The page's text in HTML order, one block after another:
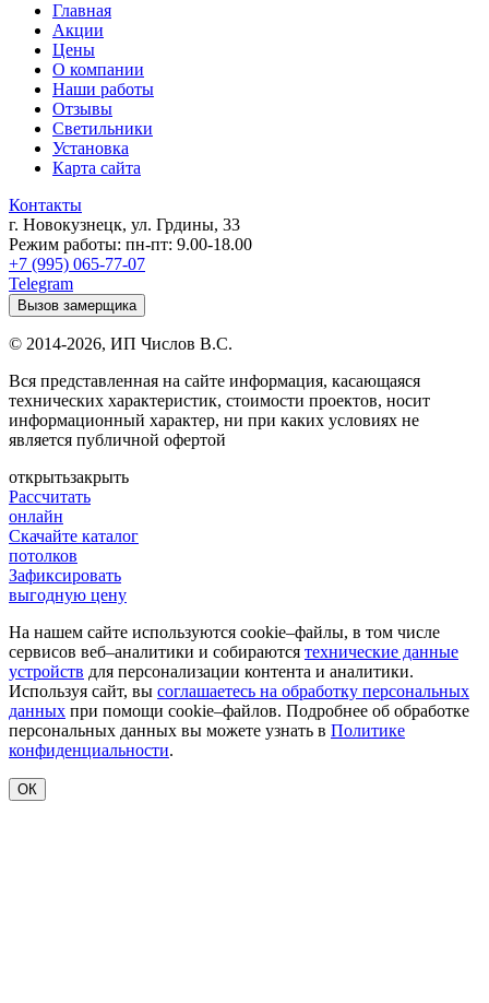
Главная
Акции
Цены
О компании
Наши работы
Отзывы
Светильники
Установка
Карта сайта
Контакты
г. Новокузнецк, ул. Грдины, 33
Режим работы: пн-пт: 9.00-18.00
+7 (995) 065-77-07
Telegram
Вызов замерщика
© 2014-2026, ИП Числов В.С.
Вся представленная на сайте информация, касающаяся
технических характеристик, стоимости проектов, носит
информационный характер, ни при каких условиях не
является публичной офертой
открытьзакрыть
Рассчитать
онлайн
Скачайте каталог
потолков
Зафиксировать
выгодную цену
На нашем сайте используются cookie–файлы, в том числе
сервисов веб–аналитики и собираются технические данные
устройств для персонализации контента и аналитики.
Используя сайт, вы соглашаетесь на обработку персональных
данных при помощи cookie–файлов. Подробнее об обработке
персональных данных вы можете узнать в Политике
конфиденциальности.
ОК